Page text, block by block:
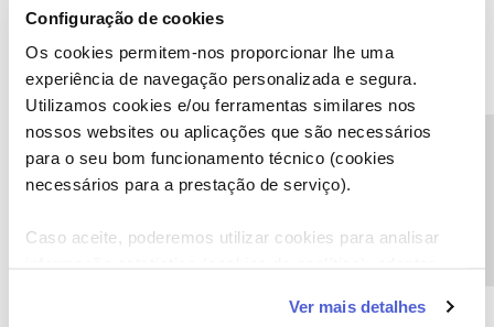
Configuração de cookies
Os cookies permitem-nos proporcionar lhe uma
experiência de navegação personalizada e segura.
Utilizamos cookies e/ou ferramentas similares nos
nossos websites ou aplicações que são necessários
para o seu bom funcionamento técnico (cookies
necessários para a prestação de serviço).
Caso aceite, poderemos utilizar cookies para analisar
funcionalidades (cookies de personalização e
Ver mais detalhes
Agradeço a sua ajuda!
1 pessoa gostou
Mário P. Forum|Forum|11 months ago